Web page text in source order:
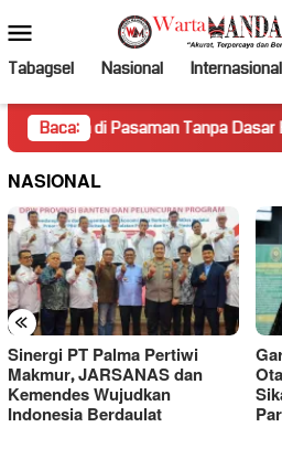
ke
kontenMobile
Tabagsel Nasional Internasional
Baca:
di Pasaman Tanpa Dasar Hukum
NASIONAL
«
Sinergi PT Palma Pertiwi
Makmur, JARSANAS dan
Kemendes Wujudkan
Indonesia Berdaulat